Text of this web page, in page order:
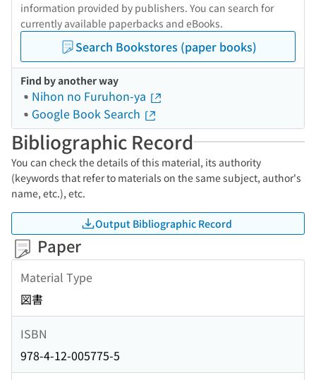
information provided by publishers. You can search for
currently available paperbacks and eBooks.
Search Bookstores (paper books)
Find by another way
Nihon no Furuhon-ya
Google Book Search
Bibliographic Record
You can check the details of this material, its authority
(keywords that refer to materials on the same subject, author's
name, etc.), etc.
Output Bibliographic Record
Paper
Material Type
図書
ISBN
978-4-12-005775-5